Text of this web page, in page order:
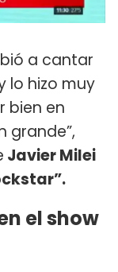
a cantar
lo hizo muy
bien en
grande”,
Javier Milei
el show